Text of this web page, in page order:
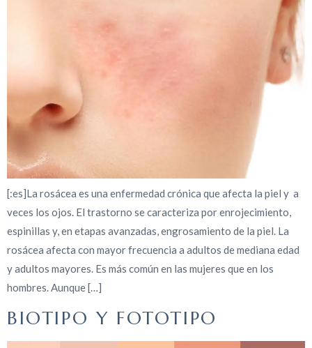
[:es]La rosácea es una enfermedad crónica que afecta la piel y a
veces los ojos. El trastorno se caracteriza por enrojecimiento,
espinillas y, en etapas avanzadas, engrosamiento de la piel. La
rosácea afecta con mayor frecuencia a adultos de mediana edad
y adultos mayores. Es más común en las mujeres que en los
hombres. Aunque […]
BIOTIPO Y FOTOTIPO